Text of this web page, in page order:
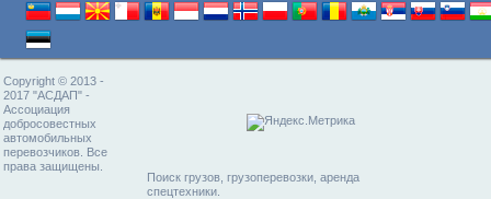
Copyright © 2013 -
2017 "АСДАП" -
Ассоциация
добросовестных
автомобильных
перевозчиков. Все
права защищены.
Поиск грузов, грузоперевозки, аренда
спецтехники.